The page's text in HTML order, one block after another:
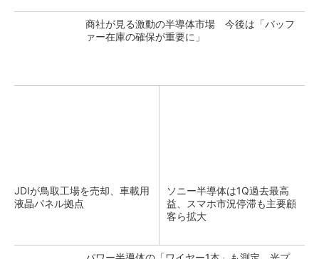
商社が見る激動の半導体市場 今後は「バッフ
ァー在庫の確保が重要に」
JDIが鳥取工場を売却、車載用
液晶パネル拠点
ソニー半導体は1Q過去最高
益、スマホ市況停滞も主要顧
客ら拡大